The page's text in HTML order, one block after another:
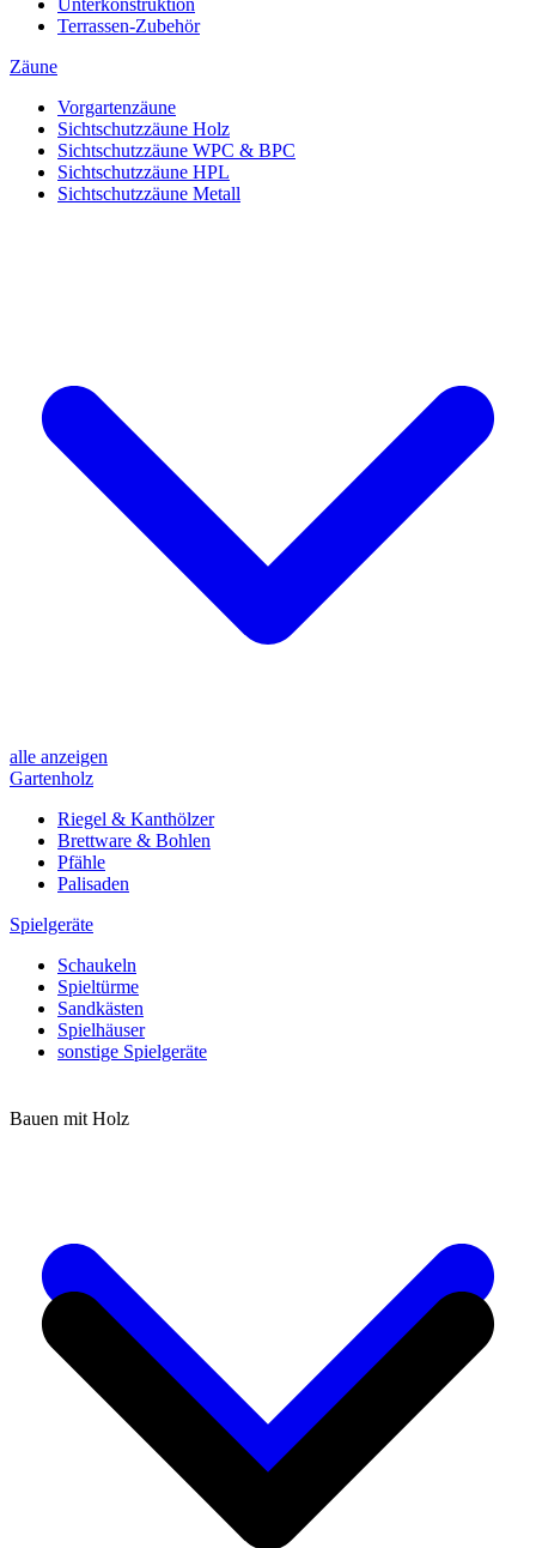
Unterkonstruktion
Terrassen-Zubehör
Zäune
Vorgartenzäune
Sichtschutzzäune Holz
Sichtschutzzäune WPC & BPC
Sichtschutzzäune HPL
Sichtschutzzäune Metall
alle anzeigen
Gartenholz
Riegel & Kanthölzer
Brettware & Bohlen
Pfähle
Palisaden
Spielgeräte
Schaukeln
Spieltürme
Sandkästen
Spielhäuser
sonstige Spielgeräte
Bauen mit Holz